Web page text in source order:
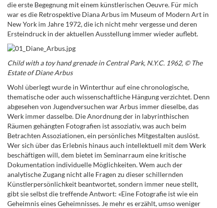
die erste Begegnung mit einem künstlerischen Oeuvre. Für mich
war es die Retrospektive Diana Arbus im Museum of Modern Art in
New York im Jahre 1972, die ich nicht mehr vergesse und deren
Ersteindruck in der aktuellen Ausstellung immer wieder auflebt.
Child with a toy hand grenade in Central Park, N.Y.C. 1962, © The
Estate of Diane Arbus
Wohl überlegt wurde in Winterthur auf eine chronologische,
thematische oder auch wissenschaftliche Hängung verzichtet. Denn
abgesehen von Jugendversuchen war Arbus immer dieselbe, das
Werk immer dasselbe. Die Anordnung der in labyrinthischen
Räumen gehängten Fotografien ist assoziativ, was auch beim
Betrachten Assoziationen, ein persönliches Mitgestalten auslöst.
Wer sich über das Erlebnis hinaus auch intellektuell mit dem Werk
beschäftigen will, dem bietet im Seminarraum eine kritische
Dokumentation individuelle Möglichkeiten. Wem auch der
analytische Zugang nicht alle Fragen zu dieser schillernden
Künstlerpersönlichkeit beantwortet, sondern immer neue stellt,
gibt sie selbst die treffende Antwort: «Eine Fotografie ist wie ein
Geheimnis eines Geheimnisses. Je mehr es erzählt, umso weniger